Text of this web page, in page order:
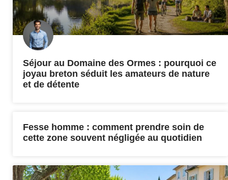
Séjour au Domaine des Ormes : pourquoi ce
joyau breton séduit les amateurs de nature
et de détente
Fesse homme : comment prendre soin de
cette zone souvent négligée au quotidien